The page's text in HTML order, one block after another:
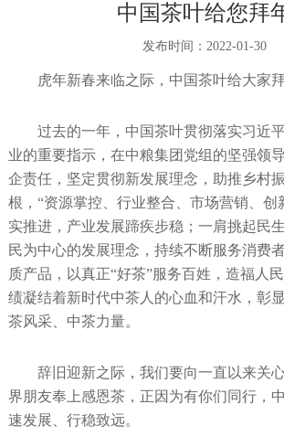
中国茶叶给您拜
发布时间： 2022-01-30
虎年新春来临之际，中国茶叶给大家拜
过去的一年，中国茶叶贯彻落实习近
业的重要指示，在中粮集团党组的坚强领
企责任，坚定贯彻新发展理念，助推乡村
根，“资源掌控、行业整合、市场营销、创
实推进，产业发展蹄疾步稳；一肩挑起民
民为中心的发展理念，持续不断服务消费
质产品，以真正“好茶”服务百姓，造福人
绩凝结着新时代中茶人的心血和汗水，彰
茶风采、中茶力量。
辞旧迎新之际，我们要向一直以来关
界朋友奉上感恩茶，正因为有你们同行，
速发展、行稳致远。